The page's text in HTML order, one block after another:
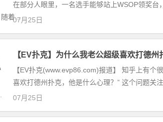
在部分人眼里，一名选手能够站上WSOP领奖台
着...
07月25日
【EV扑克】为什么我老公超级喜欢打德州
【EV扑克(www.evp86.com)报道】 知乎上有个
喜欢打德州扑克，他是什么心理？” 这个问题关
07月25日